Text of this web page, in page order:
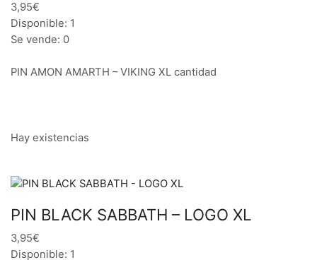
3,95€
Disponible: 1
Se vende: 0
PIN AMON AMARTH – VIKING XL cantidad
Hay existencias
PIN BLACK SABBATH – LOGO XL
3,95€
Disponible: 1